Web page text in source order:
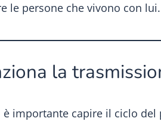
le persone che vivono con lui.
la
è importante capire il ciclo del